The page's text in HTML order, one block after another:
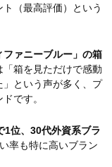
（最高評価）という
ファニーブルー」の箱
「箱を見ただけで感動
」という声が多く、プ
です。
1位、30代外資系ブラ
率も特に高いブラン